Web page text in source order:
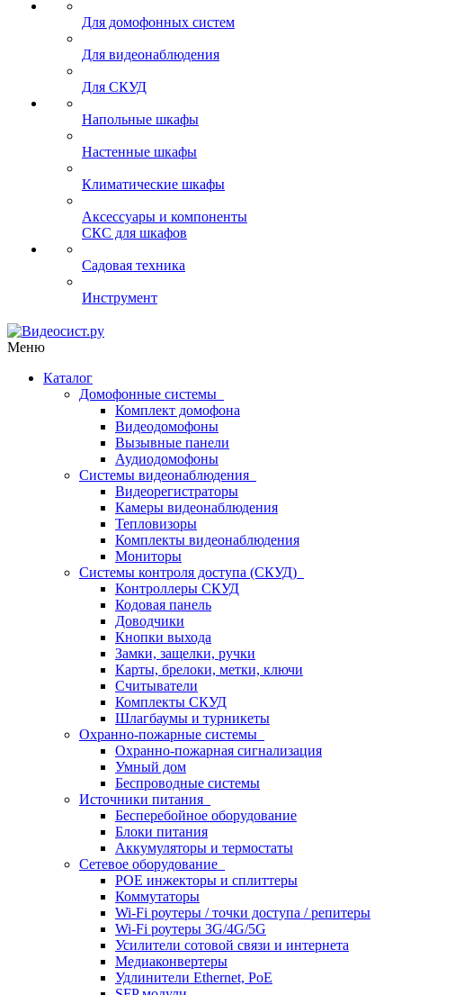
Для домофонных систем
Для видеонаблюдения
Для СКУД
Напольные шкафы
Настенные шкафы
Климатические шкафы
Аксессуары и компоненты
СКС для шкафов
Садовая техника
Инструмент
Меню
Каталог
Домофонные системы
Комплект домофона
Видеодомофоны
Вызывные панели
Аудиодомофоны
Системы видеонаблюдения
Видеорегистраторы
Камеры видеонаблюдения
Тепловизоры
Комплекты видеонаблюдения
Мониторы
Системы контроля доступа (СКУД)
Контроллеры СКУД
Кодовая панель
Доводчики
Кнопки выхода
Замки, защелки, ручки
Карты, брелоки, метки, ключи
Считыватели
Комплекты СКУД
Шлагбаумы и турникеты
Охранно-пожарные системы
Охранно-пожарная сигнализация
Умный дом
Беспроводные системы
Источники питания
Бесперебойное оборудование
Блоки питания
Аккумуляторы и термостаты
Сетевое оборудование
POE инжекторы и сплиттеры
Коммутаторы
Wi-Fi роутеры / точки доступа / репитеры
Wi-Fi роутеры 3G/4G/5G
Усилители сотовой связи и интернета
Медиаконвертеры
Удлинители Ethernet, PoE